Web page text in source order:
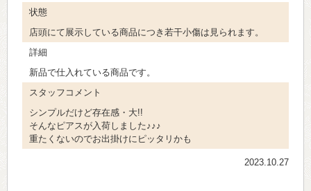
状態
店頭にて展示している商品につき若干小傷は見られます。
詳細
新品で仕入れている商品です。
スタッフコメント
シンプルだけど存在感・大!!
そんなピアスが入荷しました♪♪♪
重たくないのでお出掛けにピッタリかも
2023.10.27